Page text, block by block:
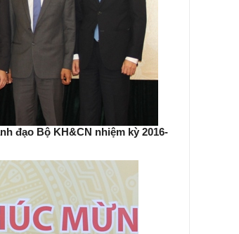
đạo Bộ KH&CN nhiệm kỳ 2016-